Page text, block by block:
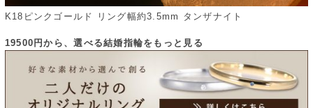
K18ピンクゴールド リング幅約3.5mm タンザナイト
19500円から、選べる結婚指輪をもっと見る